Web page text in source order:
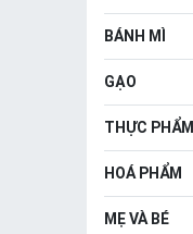
BÁNH MÌ
GẠO
THỰC
HOÁ PHẨM
MẸ VÀ BÉ